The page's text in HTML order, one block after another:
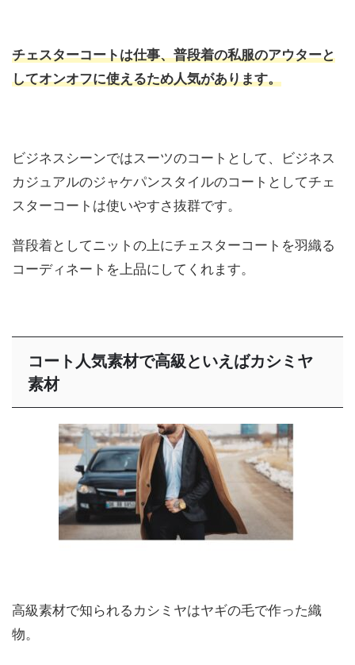
チェスターコートは仕事、普段着の私服のアウターと
してオンオフに使えるため人気があります。
ビジネスシーンではスーツのコートとして、ビジネス
カジュアルのジャケパンスタイルのコートとしてチェ
スターコートは使いやすさ抜群です。
普段着としてニットの上にチェスターコートを羽織る
コーディネートを上品にしてくれます。
コート人気素材で高級といえばカシミヤ
素材
高級素材で知られるカシミヤはヤギの毛で作った織
物。